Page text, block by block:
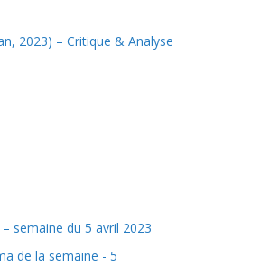
2023) – Critique & Analyse
semaine du 5 avril 2023